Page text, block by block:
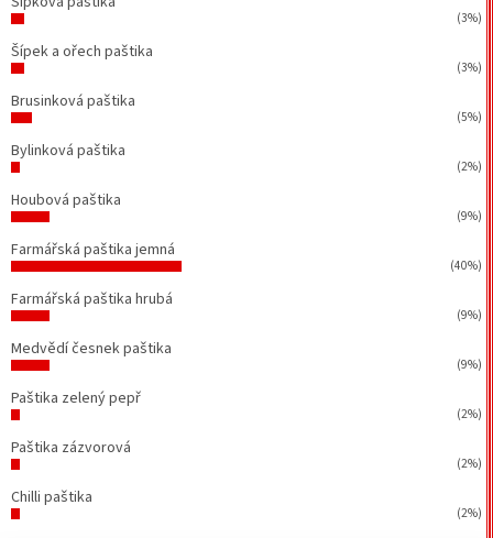
(3%)
Šípek a ořech paštika
(3%)
Brusinková paštika
(5%)
Bylinková paštika
(2%)
Houbová paštika
(9%)
Farmářská paštika jemná
(40%)
Farmářská paštika hrubá
(9%)
Medvědí česnek paštika
(9%)
Paštika zelený pepř
(2%)
Paštika zázvorová
(2%)
Chilli paštika
(2%)